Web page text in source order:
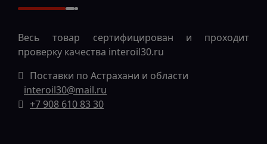
Весь товар сертифицирован и проходит
проверку качества interoil30.ru
Поставки по Астрахани и области
interoil30@mail.ru
+7 908 610 83 30